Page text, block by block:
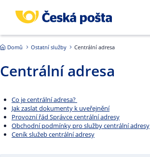
Domů Ostatní služby Centrální adresa
Centrální adresa
Co je centrální adresa?
Jak zaslat dokumenty k uveřejnění
Provozní řád Správce centrální adresy
Obchodní podmínky pro služby centrální adresy
Ceník služeb centrální adresy